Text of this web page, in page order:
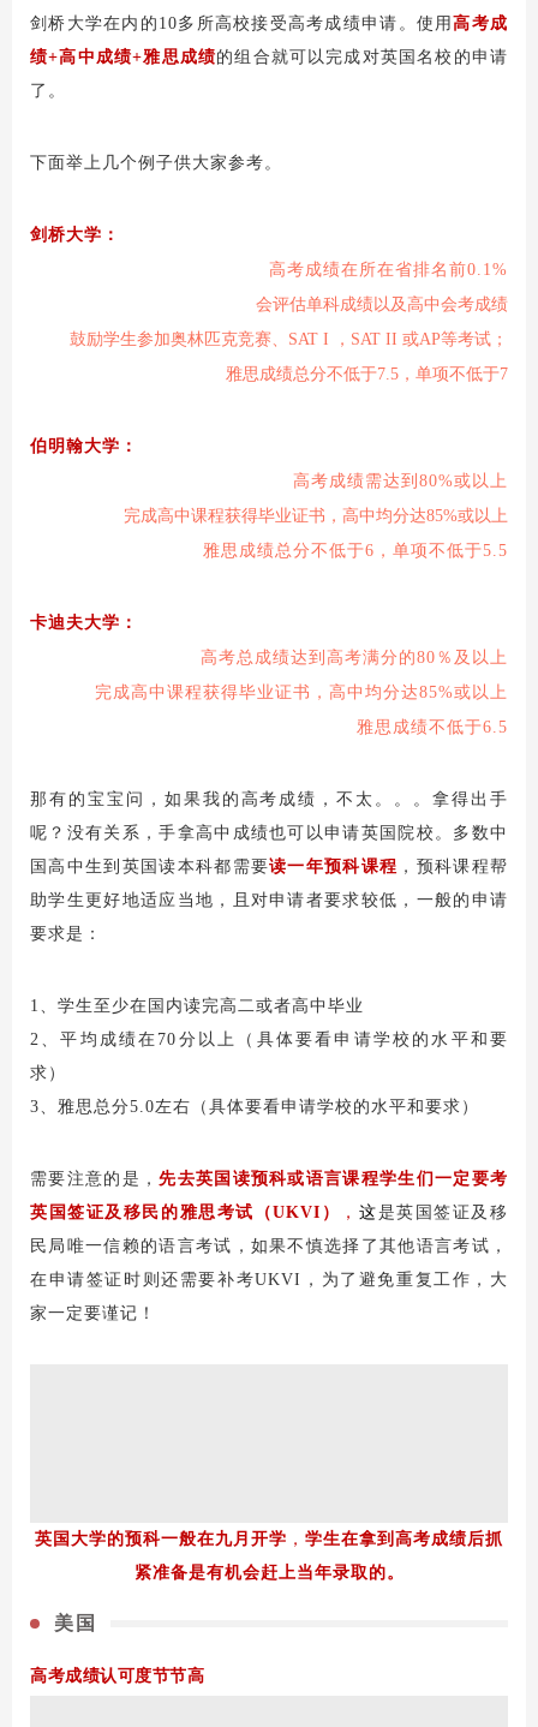
剑桥大学在内的10多所高校接受高考成绩申请。使用高考成
绩+高中成绩+雅思成绩的组合就可以完成对英国名校的申请
了。
下面举上几个例子供大家参考。
剑桥大学：
高考成绩在所在省排名前0.1%
会评估单科成绩以及高中会考成绩
鼓励学生参加奥林匹克竞赛、SAT I ，SAT II 或AP等考试；
雅思成绩总分不低于7.5，单项不低于7
伯明翰大学：
高考成绩需达到80%或以上
完成高中课程获得毕业证书，高中均分达85%或以上
雅思成绩总分不低于6，单项不低于5.5
卡迪夫大学：
高考总成绩达到高考满分的80％及以上
完成高中课程获得毕业证书，高中均分达85%或以上
雅思成绩不低于6.5
那有的宝宝问，如果我的高考成绩，不太。。。拿得出手
呢？没有关系，手拿高中成绩也可以申请英国院校。多数中
国高中生到英国读本科都需要读一年预科课程 ，预科课程帮
助学生更好地适应当地，且对申请者要求较低，一般的申请
要求是：
1、学生至少在国内读完高二或者高中毕业
2、平均成绩在70分以上（具体要看申请学校的水平和要
求）
3、雅思总分5.0左右（具体要看申请学校的水平和要求）
需要注意的是，先去英国读预科或语言课程学生们一定要考
英国签证及移民的雅思考试（UKVI）
，这是英国签证及移
民局唯一信赖的语言考试，如果不慎选择了其他语言考试，
在申请签证时则还需要补考UKVI，为了避免重复工作，大
家一定要谨记！
英国大学的预科一般在九月开学 ， 学生在拿到高考成绩后抓
紧准备是有机会赶上当年录取的。
美国
高考成绩认可度节节高